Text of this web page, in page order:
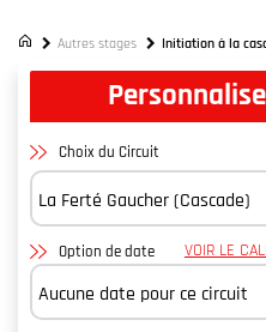
Autres stages Initiation à la
Choix du Circuit
Option de date VOIR LE